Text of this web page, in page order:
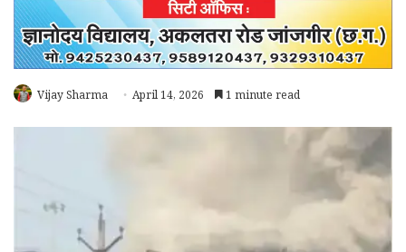
Vijay Sharma April 14, 2026 1 minute read